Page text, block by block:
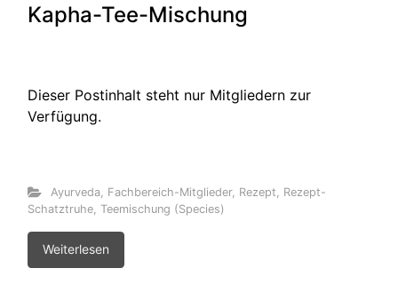
Kapha-Tee-Mischung
Dieser Postinhalt steht nur Mitgliedern zur
Verfügung.
Ayurveda, Fachbereich-Mitglieder, Rezept
Rezept-
Schatztruhe Teemischung (Species)
Weiterlesen